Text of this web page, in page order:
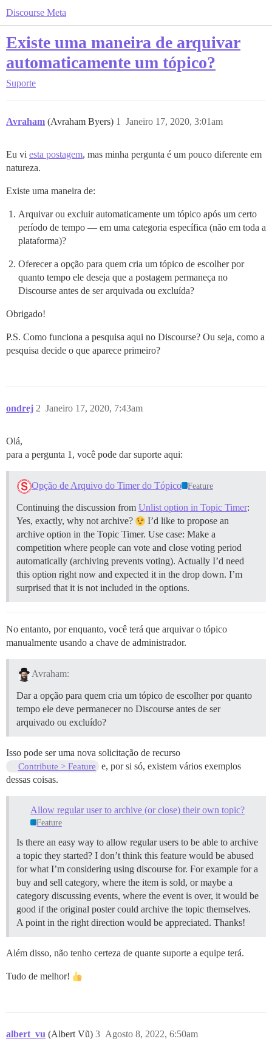
Discourse Meta
Existe uma maneira de arquivar
automaticamente um tópico?
Suporte
Avraham (Avraham Byers) Janeiro 17, 2020, 3:01am
1
Eu vi esta postagem, mas minha pergunta é um pouco diferente em
natureza.
Existe uma maneira de:
Arquivar ou excluir automaticamente um tópico após um certo
período de tempo — em uma categoria específica (não em toda a
plataforma)?
Oferecer a opção para quem cria um tópico de escolher por
quanto tempo ele deseja que a postagem permaneça no
Discourse antes de ser arquivada ou excluída?
Obrigado!
P.S. Como funciona a pesquisa aqui no Discourse? Ou seja, como a
pesquisa decide o que aparece primeiro?
ondrej Janeiro 17, 2020, 7:43am
2
Olá,
para a pergunta 1, você pode dar suporte aqui:
Opção de Arquivo do Timer do Tópico Feature
Continuing the discussion from Unlist option in Topic Timer:
Yes, exactly, why not archive?
I’d like to propose an
archive option in the Topic Timer. Use case: Make a
competition where people can vote and close voting period
automatically (archiving prevents voting). Actually I’d need
this option right now and expected it in the drop down. I’m
surprised that it is not included in the options.
No entanto, por enquanto, você terá que arquivar o tópico
manualmente usando a chave de administrador.
Avraham:
Dar a opção para quem cria um tópico de escolher por quanto
tempo ele deve permanecer no Discourse antes de ser
arquivado ou excluído?
Isso pode ser uma nova solicitação de recurso
Contribute > Feature
e, por si só, existem vários exemplos
dessas coisas.
Allow regular user to archive (or close) their own topic?
Feature
Is there an easy way to allow regular users to be able to archive
a topic they started? I don’t think this feature would be abused
for what I’m considering using discourse for. For example for a
buy and sell category, where the item is sold, or maybe a
category discussing events, where the event is over, it would be
good if the original poster could archive the topic themselves.
A point in the right direction would be appreciated. Thanks!
Além disso, não tenho certeza de quante suporte a equipe terá.
Tudo de melhor!
albert_vu (Albert Vũ) Agosto 8, 2022, 6:50am
3